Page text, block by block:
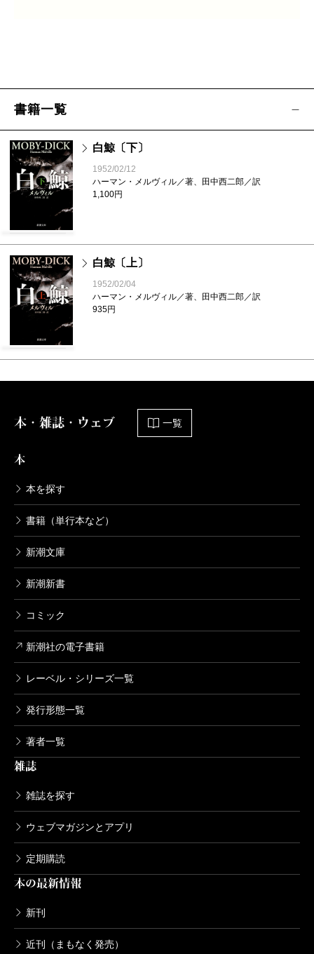
書籍一覧
白鯨〔下〕
1952/02/12
ハーマン・メルヴィル／著、田中西二郎／訳
1,100円
白鯨〔上〕
1952/02/04
ハーマン・メルヴィル／著、田中西二郎／訳
935円
本・雑誌・ウェブ 一覧
本
本を探す
書籍（単行本など）
新潮文庫
新潮新書
コミック
新潮社の電子書籍
レーベル・シリーズ一覧
発行形態一覧
著者一覧
雑誌
雑誌を探す
ウェブマガジンとアプリ
定期購読
本の最新情報
新刊
近刊（まもなく発売）